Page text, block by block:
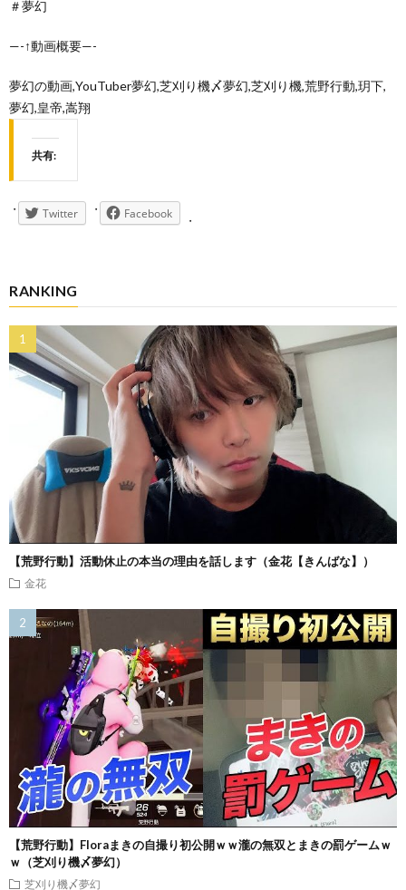
＃夢幻
—-↑動画概要—-
夢幻の動画,YouTuber夢幻,芝刈り機〆夢幻,芝刈り機,荒野行動,玥下,
夢幻,皇帝,嵩翔
共有:
Twitter Facebook
RANKING
【荒野行動】活動休止の本当の理由を話します（金花【きんばな】）
金花
【荒野行動】Floraまきの自撮り初公開ｗｗ瀧の無双とまきの罰ゲームｗ
ｗ（芝刈り機〆夢幻）
芝刈り機〆夢幻